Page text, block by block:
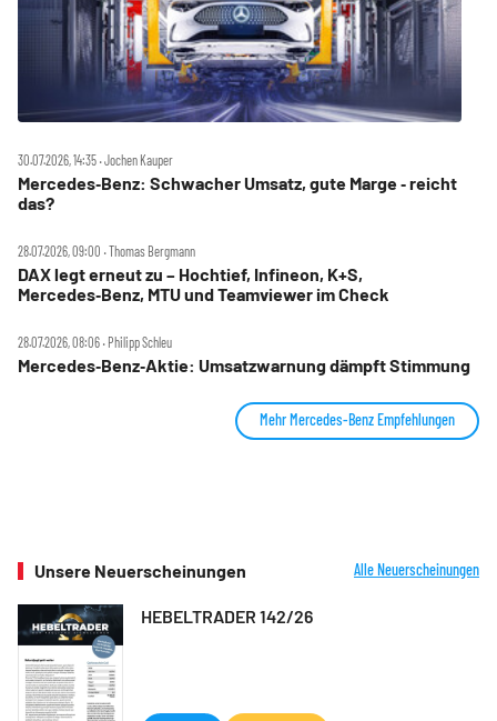
30.07.2026, 14:35 ‧ Jochen Kauper
Mercedes‑Benz: Schwacher Umsatz, gute Marge ‑ reicht
das?
28.07.2026, 09:00 ‧ Thomas Bergmann
DAX legt erneut zu – Hochtief, Infineon, K+S,
Mercedes‑Benz, MTU und Teamviewer im Check
28.07.2026, 08:06 ‧ Philipp Schleu
Mercedes‑Benz‑Aktie: Umsatzwarnung dämpft Stimmung
Mehr Mercedes-Benz Empfehlungen
Unsere Neuerscheinungen Alle Neuerscheinungen
HEBELTRADER 142/26